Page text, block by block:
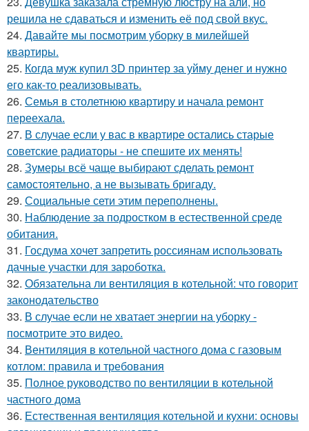
решила не сдаваться и изменить её под свой вкус.
24. Давайте мы посмотрим уборку в милейшей
квартиры.
25. Когда муж купил 3D принтер за уйму денег и нужно
его как-то реализовывать.
26. Семья в столетнюю квартиру и начала ремонт
переехала.
27. В случае если у вас в квартире остались старые
советские радиаторы - не спешите их менять!
28. Зумеры всё чаще выбирают сделать ремонт
самостоятельно, а не вызывать бригаду.
29. Социальные сети этим переполнены.
30. Наблюдение за подростком в естественной среде
обитания.
31. Госдума хочет запретить россиянам использовать
дачные участки для зароботка.
32. Обязательна ли вентиляция в котельной: что говорит
законодательство
33. В случае если не хватает энергии на уборку -
посмотрите это видео.
34. Вентиляция в котельной частного дома с газовым
котлом: правила и требования
35. Полное руководство по вентиляции в котельной
частного дома
36. Естественная вентиляция котельной и кухни: основы